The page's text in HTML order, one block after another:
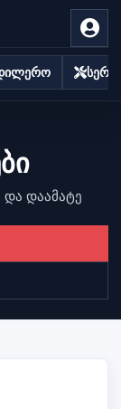
და დაამატე